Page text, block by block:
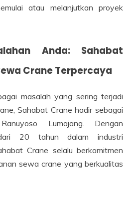
atau melanjutkan proyek
Anda: Sahabat
Crane Terpercaya
masalah yang sering terjadi
Sahabat Crane hadir sebagai
Lumajang. Dengan
20 tahun dalam industri
Crane selalu berkomitmen
sewa crane yang berkualitas